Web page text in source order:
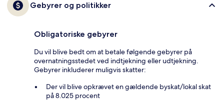
Gebyrer og politikker
Obligatoriske gebyrer
Du vil blive bedt om at betale følgende gebyrer på
overnatningsstedet ved indtjekning eller udtjekning.
Gebyrer inkluderer muligvis skatter:
Der vil blive opkrævet en gældende byskat/lokal skat
på 8.025 procent